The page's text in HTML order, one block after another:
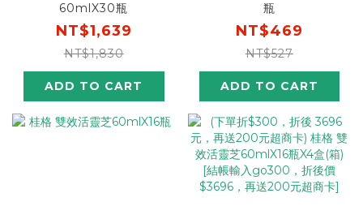
60mlX30瓶
NT$1,639
NT$1,830
ADD TO CART
瓶
NT$469
NT$527
ADD TO CART